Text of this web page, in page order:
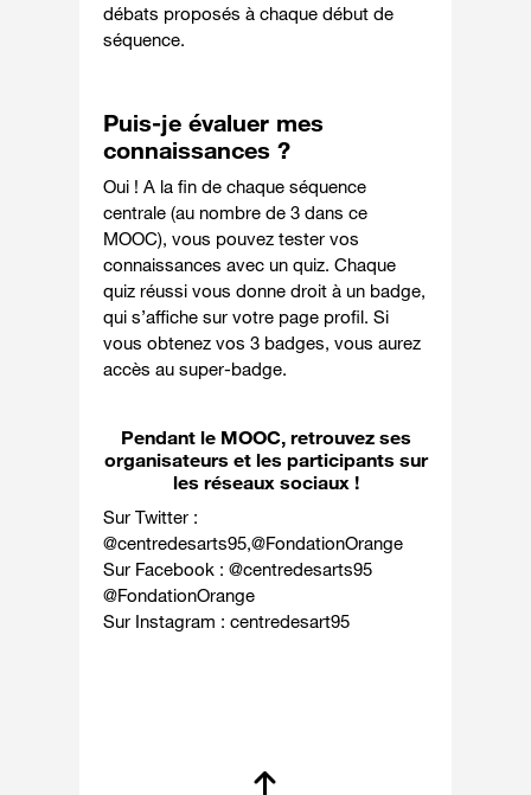
débats proposés à chaque début de
séquence.
Puis-je évaluer mes
connaissances ?
Oui ! A la fin de chaque séquence
centrale (au nombre de 3 dans ce
MOOC), vous pouvez tester vos
connaissances avec un quiz. Chaque
quiz réussi vous donne droit à un badge,
qui s’affiche sur votre page profil. Si
vous obtenez vos 3 badges, vous aurez
accès au super-badge.
Pendant le MOOC, retrouvez ses
organisateurs et les participants sur
les réseaux sociaux !
Sur Twitter :
@centredesarts95,@FondationOrange
Sur Facebook : @centredesarts95
@FondationOrange
Sur Instagram :centredesart95